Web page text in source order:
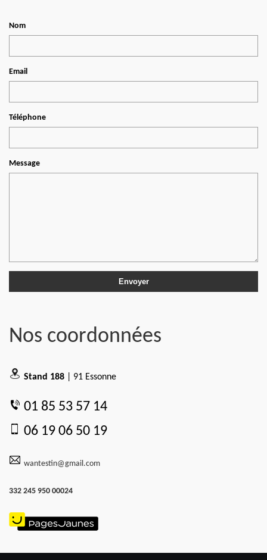
Nom
Email
Téléphone
Message
Nos coordonnées
Stand 188 | 91 Essonne
01 85 53 57 14
06 19 06 50 19
wantestin@gmail.com
332 245 950 00024